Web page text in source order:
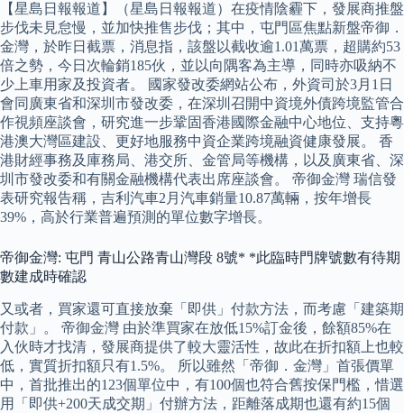
【星島日報報道】（星島日報報道）在疫情陰霾下，發展商推盤
步伐未見怠慢，並加快推售步伐；其中，屯門區焦點新盤帝御．
金灣，於昨日截票，消息指，該盤以截收逾1.01萬票，超購約53
倍之勢，今日次輪銷185伙，並以向隅客為主導，同時亦吸納不
少上車用家及投資者。 國家發改委網站公布，外資司於3月1日
會同廣東省和深圳市發改委，在深圳召開中資境外債跨境監管合
作視頻座談會，研究進一步鞏固香港國際金融中心地位、支持粵
港澳大灣區建設、更好地服務中資企業跨境融資健康發展。 香
港財經事務及庫務局、港交所、金管局等機構，以及廣東省、深
圳市發改委和有關金融機構代表出席座談會。 帝御金灣 瑞信發
表研究報告稱，吉利汽車2月汽車銷量10.87萬輛，按年增長
39%，高於行業普遍預測的單位數字增長。
帝御金灣: 屯門 青山公路青山灣段 8號* *此臨時門牌號數有待期
數建成時確認
又或者，買家還可直接放棄「即供」付款方法，而考慮「建築期
付款」。 帝御金灣 由於準買家在放低15%訂金後，餘額85%在
入伙時才找清，發展商提供了較大靈活性，故此在折扣額上也較
低，實質折扣額只有1.5%。 所以雖然「帝御．金灣」首張價單
中，首批推出的123個單位中，有100個也符合舊按保門檻，惜選
用「即供+200天成交期」付辦方法，距離落成期也還有約15個